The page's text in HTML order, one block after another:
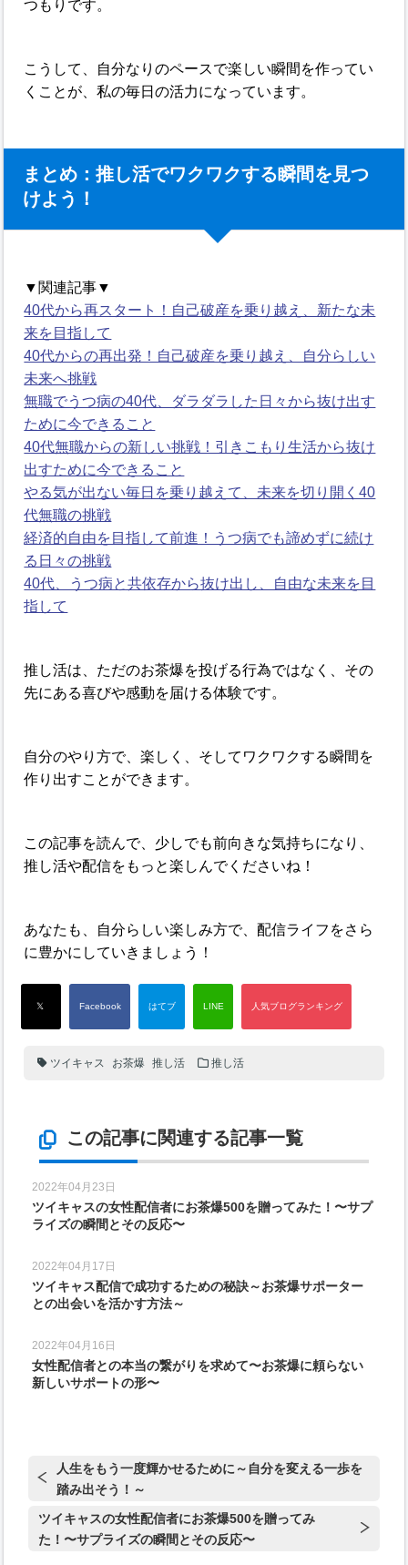
つもりです。
こうして、自分なりのペースで楽しい瞬間を作ってい
くことが、私の毎日の活力になっています。
まとめ：推し活でワクワクする瞬間を見つ
けよう！
▼関連記事▼
40代から再スタート！自己破産を乗り越え、新たな未
来を目指して
40代からの再出発！自己破産を乗り越え、自分らしい
未来へ挑戦
無職でうつ病の40代、ダラダラした日々から抜け出す
ために今できること
40代無職からの新しい挑戦！引きこもり生活から抜け
出すために今できること
やる気が出ない毎日を乗り越えて、未来を切り開く40
代無職の挑戦
経済的自由を目指して前進！うつ病でも諦めずに続け
る日々の挑戦
40代、うつ病と共依存から抜け出し、自由な未来を目
指して
推し活は、ただのお茶爆を投げる行為ではなく、その
先にある喜びや感動を届ける体験です。
自分のやり方で、楽しく、そしてワクワクする瞬間を
作り出すことができます。
この記事を読んで、少しでも前向きな気持ちになり、
推し活や配信をもっと楽しんでくださいね！
あなたも、自分らしい楽しみ方で、配信ライフをさら
に豊かにしていきましょう！
ツイキャス お茶爆 推し活 推し活
この記事に関連する記事一覧
2022年04月23日
ツイキャスの女性配信者にお茶爆500を贈ってみた！〜サプ
ライズの瞬間とその反応〜
2022年04月17日
ツイキャス配信で成功するための秘訣～お茶爆サポーター
との出会いを活かす方法～
2022年04月16日
女性配信者との本当の繋がりを求めて〜お茶爆に頼らない
新しいサポートの形〜
人生をもう一度輝かせるために～自分を変える一歩を
踏み出そう！～
ツイキャスの女性配信者にお茶爆500を贈ってみ
た！〜サプライズの瞬間とその反応〜